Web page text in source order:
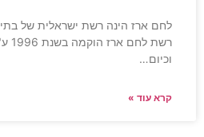
לחם ארז הינה רשת ישראלית של בתי
וכיום…
קרא עוד »